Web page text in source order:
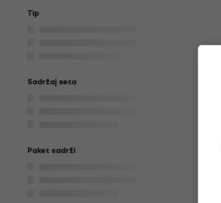
Tip
Sadržaj seta
Paket sadrži